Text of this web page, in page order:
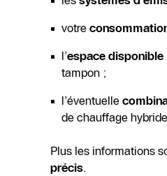
votre
l’espace disponible
tampon ;
l’éventuelle
de chauffage
Plus les informations
précis.